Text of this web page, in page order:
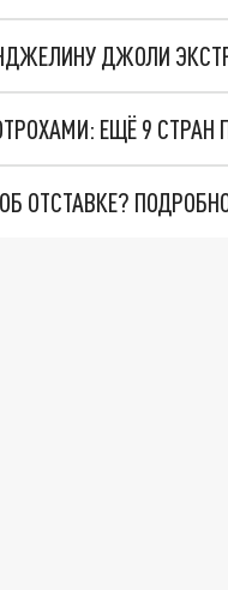
ЕЩЁ 9 СТРАН